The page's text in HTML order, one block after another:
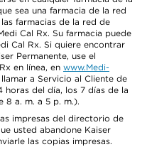
sea una farmacia de la red
farmacias de la red de
Cal Rx. Su farmacia puede
Cal Rx. Si quiere encontrar
Permanente, use el
en línea, en www.Medi-
a Servicio al Cliente de
horas del día, los 7 días de la
8 a. m. a 5 p. m.).
impresas del directorio de
usted abandone Kaiser
las copias impresas.